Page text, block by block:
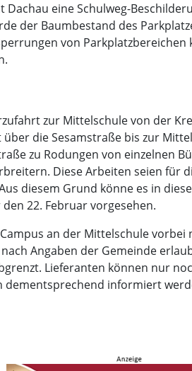
eine Schulweg-
der Baumbestand des
von
zur Mittelschule von der
die Sesamstraße bis zur
zu Rodungen von einzelnen
Diese Arbeiten seien für
diesem Grund könne es in
22. Februar vorgesehen.
an der Mittelschule
Angaben der Gemeinde
Lieferanten können nur
dementsprechend informiert